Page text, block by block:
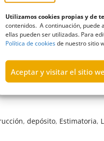
Utilizamos cookies propias y de
contenidos. A continuación, puede
ellas pueden ser utilizadas. Para
Política de cookiesde nuestro sitio
Aceptar y visitar el sitio
,depósito, Estimatoria,